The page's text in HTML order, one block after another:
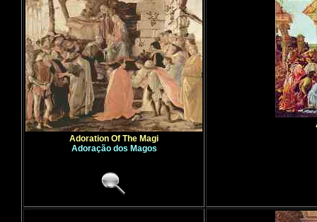
Adoration Of The Magi
Adoração dos Magos